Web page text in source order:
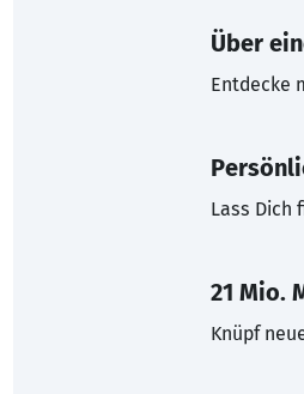
Über
Entdecke
Lass Dich
21 Mio.
Knüpf